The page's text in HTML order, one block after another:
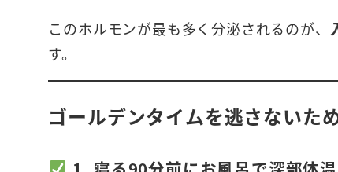
このホルモンが最も多く分泌されるのが、
す。
ゴールデンタイムを逃さないた